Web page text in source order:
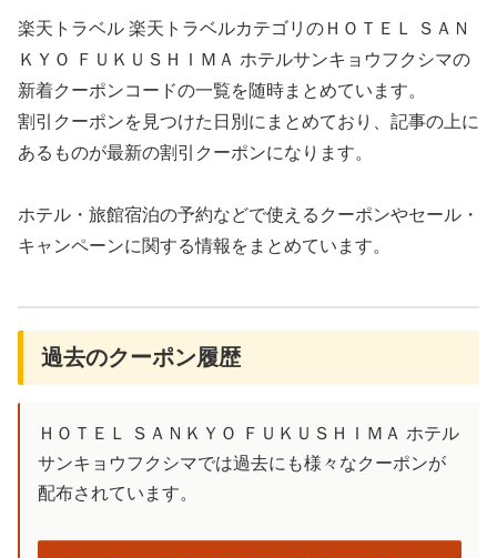
楽天トラベル 楽天トラベルカテゴリのＨＯＴＥＬ ＳＡＮ
ＫＹＯ ＦＵＫＵＳＨＩＭＡ ホテルサンキョウフクシマの
新着クーポンコードの一覧を随時まとめています。
割引クーポンを見つけた日別にまとめており、記事の上に
あるものが最新の割引クーポンになります。
ホテル・旅館宿泊の予約などで使えるクーポンやセール・
キャンペーンに関する情報をまとめています。
過去のクーポン履歴
ＨＯＴＥＬ ＳＡＮＫＹＯ ＦＵＫＵＳＨＩＭＡ ホテル
サンキョウフクシマでは過去にも様々なクーポンが
配布されています。